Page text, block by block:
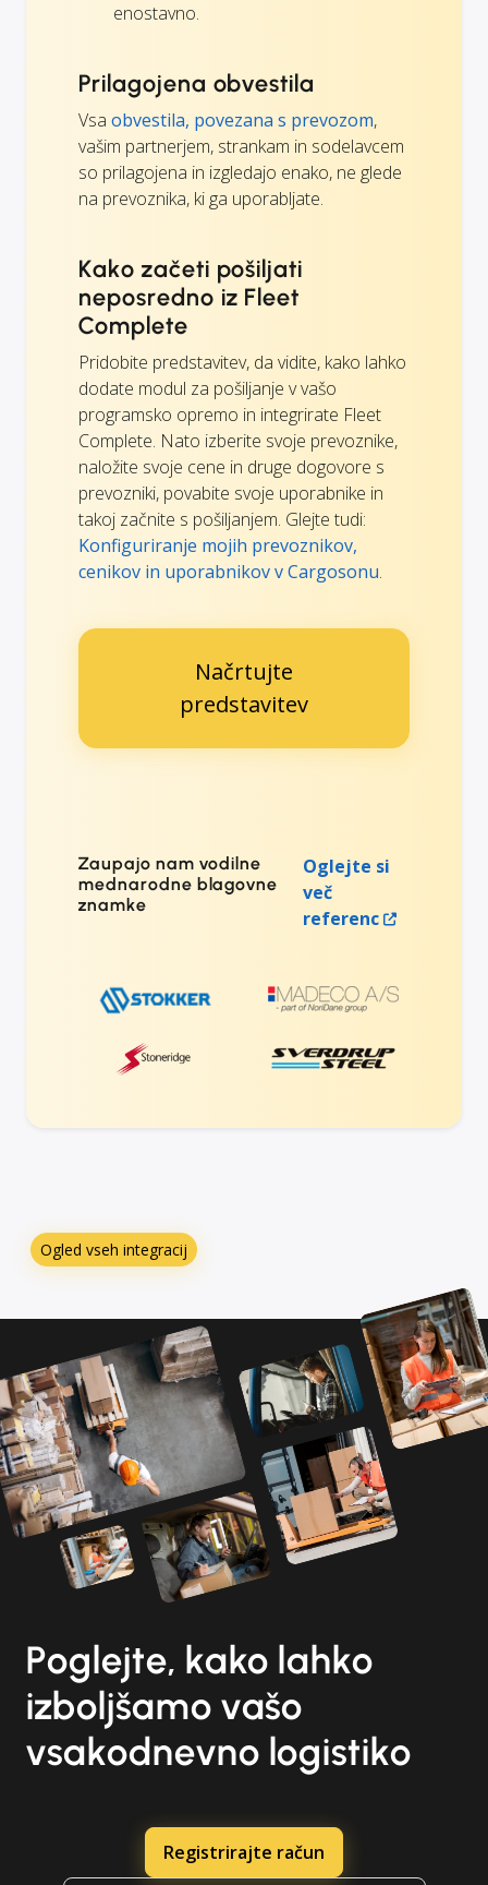
enostavno.
Prilagojena obvestila
Vsa obvestila, povezana s prevozom,
vašim partnerjem, strankam in sodelavcem
so prilagojena in izgledajo enako, ne glede
na prevoznika, ki ga uporabljate.
Kako začeti pošiljati
neposredno iz Fleet
Complete
Pridobite predstavitev, da vidite, kako lahko
dodate modul za pošiljanje v vašo
programsko opremo in integrirate Fleet
Complete. Nato izberite svoje prevoznike,
naložite svoje cene in druge dogovore s
prevozniki, povabite svoje uporabnike in
takoj začnite s pošiljanjem. Glejte tudi:
Konfiguriranje mojih prevoznikov,
cenikov in uporabnikov v Cargosonu.
Načrtujte
predstavitev
Zaupajo nam vodilne
mednarodne blagovne
znamke
Oglejte si
več
referenc
Ogled vseh integracij
Poglejte, kako lahko
izboljšamo vašo
vsakodnevno logistiko
Registrirajte račun